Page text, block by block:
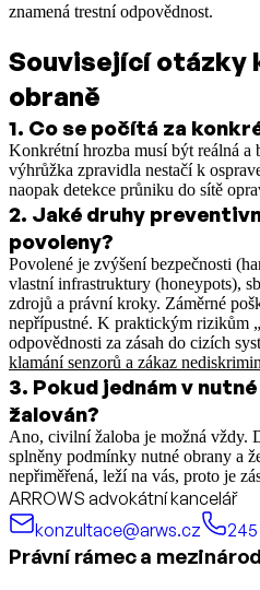
znamená trestní odpovědnost.
Související otázky
obraně
1. Co se počítá za
Konkrétní hrozba musí být reálná a
výhrůžka zpravidla nestačí k
naopak detekce průniku do sítě
2. Jaké druhy
povoleny?
Povolené je zvýšení bezpečnosti
vlastní infrastruktury (honeypots),
zdrojů a právní kroky. Záměrné
nepřípustné. K praktickým rizikům
odpovědnosti za zásah do cizích
klamání senzorů a zákaz
3. Pokud jednám v
žalován?
Ano, civilní žaloba je možná vždy.
splněny podmínky nutné obrany a
nepřiměřená, leží na vás, proto je
ARROWS advokátní kancelář
konzultace@arws.cz
Právní rámec a